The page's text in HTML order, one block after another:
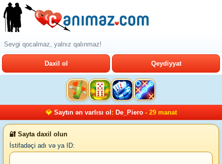
Sevgi qocalmaz, yalnız qalınmaz!
Daxil ol Qeydiyyat
💎 Saytın ən varlısı ol : De_Piero- 29 manat
🔐 Sayta daxil olun
İstifadəçi adı və ya ID: